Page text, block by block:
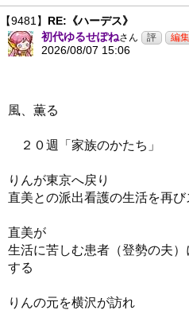
【9481】 RE:《ハーデス》
初代ゆるせぽねさん
2026/08/07 15:06
風、薫る
２０週「家族のかたち」
りんが東京へ戻り
直美との派出看護の生活を再び
直美が
生活に苦しむ患者（登勢の夫
する
りんの元を横沢が訪れ